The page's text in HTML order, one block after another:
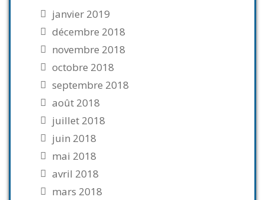
janvier 2019
décembre 2018
novembre 2018
octobre 2018
septembre 2018
août 2018
juillet 2018
juin 2018
mai 2018
avril 2018
mars 2018